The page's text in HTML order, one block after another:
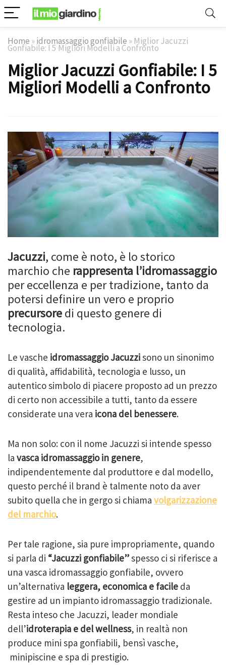
Home »idromassaggio gonfiabile » Miglior Jacuzzi
Gonfiabile: I 5 Migliori Modelli a Confronto
Miglior Jacuzzi Gonfiabile: I 5
Migliori Modelli a Confronto
Jacuzzi, come è noto, è lo storico
marchio che rappresenta l’idromassaggio
per eccellenza e per tradizione, tanto da
potersi definire un vero e proprio
precursoredi questo genere di
tecnologia.
Le vasche idromassaggio Jacuzzisono un sinonimo
di qualità, affidabilità, tecnologia e lusso, un
autentico simbolo di piacere proposto ad un prezzo
di certo non accessibile a tutti, tanto da essere
considerate una vera icona del benessere.
Ma non solo: con il nome Jacuzzi si intende spesso
la vasca idromassaggio in genere,
indipendentemente dal produttore e dal modello,
questo perché il brand è talmente noto da aver
subito quella che in gergo si chiama volgarizzazione
del marchio.
Per tale ragione, sia pure impropriamente, quando
si parla di “Jacuzzi gonfiabile”spesso ci si riferisce a
una vasca idromassaggio gonfiabile, ovvero
un’alternativa leggera, economica e facile da
gestire ad un impianto idromassaggio tradizionale.
Resta inteso che Jacuzzi, leader mondiale
dell’idroterapia e del wellness, in realtà non
produce mini spa gonfiabili, bensì vasche,
minipiscine e spa di prestigio.